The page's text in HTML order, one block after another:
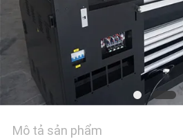
TẤT
CẢ
CÁC
TRƯỜNG
HỢP
Mô tả sản phẩm